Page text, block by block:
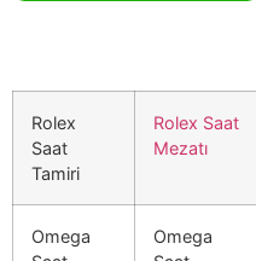
Rolex
Saat
Tamiri
Rolex Saat
Mezatı
Omega
Omega